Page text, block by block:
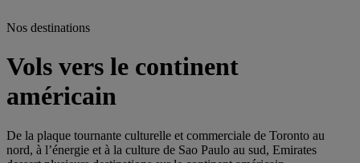
Nos destinations
Vols vers le continent
américain
De la plaque tournante culturelle et commerciale de Toronto au
nord, à l’énergie et à la culture de Sao Paulo au sud, Emirates